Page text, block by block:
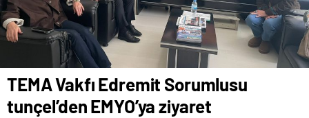
TEMA Vakfı Edremit Sorumlusu
tunçel’den EMYO’ya ziyaret